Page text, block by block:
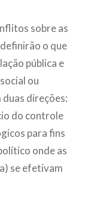
sobre as
o que
pública e
ou
direções:
do controle
para fins
onde as
se efetivam